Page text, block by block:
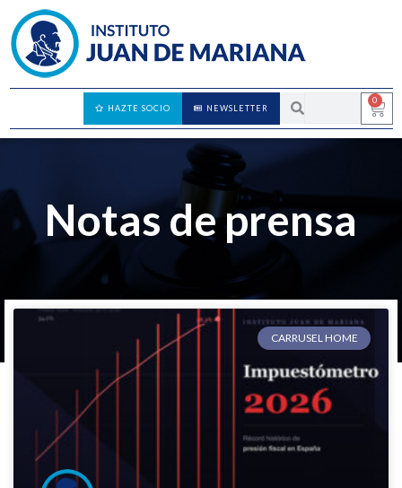
0
NEWSLETTER
HAZTE SOCIO
Notas de prensa
CARRUSEL HOME